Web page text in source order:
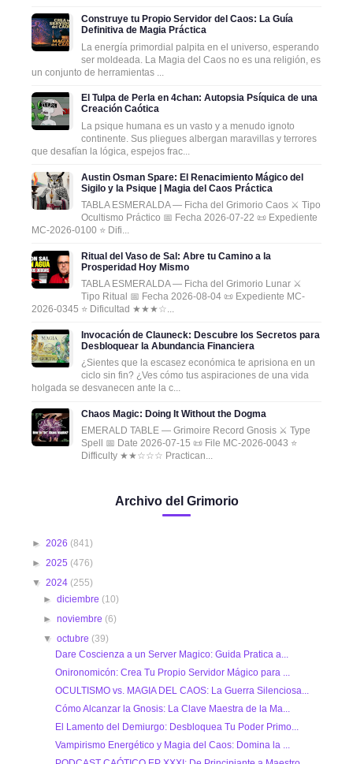
Construye tu Propio Servidor del Caos: La Guía
Definitiva de Magia Práctica
La energía primordial palpita en el universo, esperando
ser moldeada. La Magia del Caos no es una religión, es
un conjunto de herramientas ...
El Tulpa de Perla en 4chan: Autopsia Psíquica de una
Creación Caótica
La psique humana es un vasto y a menudo ignoto
continente. Sus pliegues albergan maravillas y terrores
que desafían la lógica, espejos frac...
Austin Osman Spare: El Renacimiento Mágico del
Sigilo y la Psique | Magia del Caos Práctica
TABLA ESMERALDA — Ficha del Grimorio Caos ⚔️ Tipo
Ocultismo Práctico 📅 Fecha 2026-07-22 📜 Expediente
MC-2026-0100 ⭐ Difi...
Ritual del Vaso de Sal: Abre tu Camino a la
Prosperidad Hoy Mismo
TABLA ESMERALDA — Ficha del Grimorio Lunar ⚔️
Tipo Ritual 📅 Fecha 2026-08-04 📜 Expediente MC-
2026-0345 ⭐ Dificultad ★★★☆...
Invocación de Clauneck: Descubre los Secretos para
Desbloquear la Abundancia Financiera
¿Sientes que la escasez económica te aprisiona en un
ciclo sin fin? ¿Ves cómo tus aspiraciones de una vida
holgada se desvanecen ante la c...
Chaos Magic: Doing It Without the Dogma
EMERALD TABLE — Grimoire Record Gnosis ⚔️ Type
Spell 📅 Date 2026-07-15 📜 File MC-2026-0043 ⭐
Difficulty ★★☆☆☆ Practican...
Archivo del Grimorio
► 2026 (841)
► 2025 (476)
▼ 2024 (255)
►diciembre (10)
►noviembre (6)
▼octubre (39)
Dare Coscienza a un Server Magico: Guida Pratica a...
Onironomicón: Crea Tu Propio Servidor Mágico para ...
OCULTISMO vs. MAGIA DEL CAOS: La Guerra Silenciosa...
Cómo Alcanzar la Gnosis: La Clave Maestra de la Ma...
El Lamento del Demiurgo: Desbloquea Tu Poder Primo...
Vampirismo Energético y Magia del Caos: Domina la ...